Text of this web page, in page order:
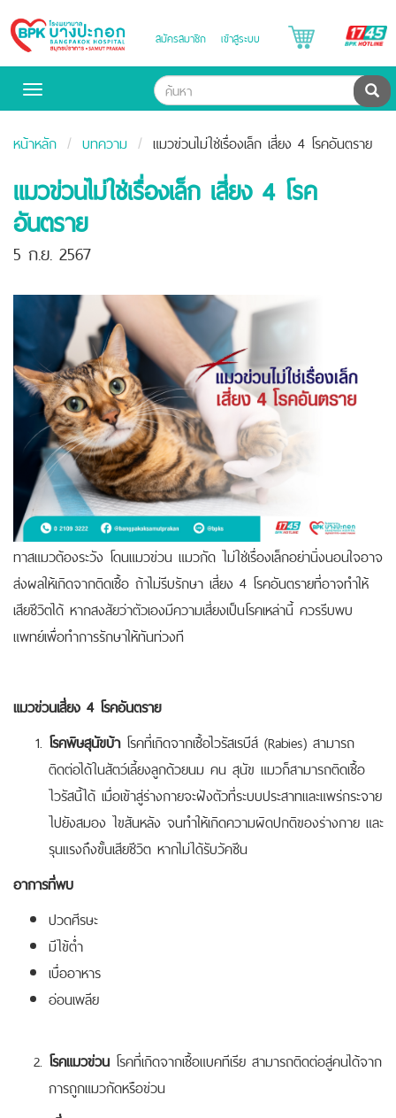
Bangpakok
Hospital
สมัครสมาชิก เข้าสู่ระบบ
Toggle
ค้น
หน้าหลัก บทความ แมวข่วนไม่ใช่เรื่องเล็ก เสี่ยง 4 โรคอันตราย
แมวข่วนไม่ใช่เรื่องเล็ก เสี่ยง 4 โรค
อันตราย
5 ก.ย. 2567
ทาสแมวต้องระวัง โดนแมวข่วน แมวกัด ไม่ใช่เรื่องเล็กอย่านิ่งนอนใจอาจ
ส่งผลให้เกิดจากติดเชื้อ ถ้าไม่รีบรักษา เสี่ยง 4 โรคอันตรายที่อาจทำให้
เสียชีวิตได้ หากสงสัยว่าตัวเองมีความเสี่ยงเป็นโรคเหล่านี้ ควรรีบพบ
แพทย์เพื่อทำการรักษาให้ทันท่วงที
แมวข่วนเสี่ยง 4 โรคอันตราย
โรคพิษสุนัขบ้าโรคที่เกิดจากเชื้อไวรัสเรบีส์ (Rabies) สามารถ
ติดต่อได้ในสัตว์เลี้ยงลูกด้วยนม คน สุนัข แมวก็สามารถติดเชื้อ
ไวรัสนี้ได้ เมื่อเข้าสู่ร่างกายจะฝังตัวที่ระบบประสาทและแพร่กระจาย
ไปยังสมอง ไขสันหลัง จนทำให้เกิดความผิดปกติของร่างกาย และ
รุนแรงถึงขั้นเสียชีวิต หากไม่ได้รับวัคซีน
อาการที่พบ
ปวดศีรษะ
มีไข้ต่ำ
เบื่ออาหาร
อ่อนเพลีย
โรคแมวข่วน โรคที่เกิดจากเชื้อแบคทีเรีย สามารถติดต่อสู่คนได้จาก
การถูกแมวกัดหรือข่วน